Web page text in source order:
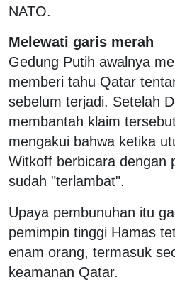
NATO.
Melewati garis merah
Gedung Putih awalnya
memberi tahu Qatar
sebelum terjadi. Setelah
membantah klaim
mengakui bahwa ketika
Witkoff berbicara dengan
sudah "terlambat".
Upaya pembunuhan itu
pemimpin tinggi Hamas
enam orang, termasuk
keamanan Qatar.